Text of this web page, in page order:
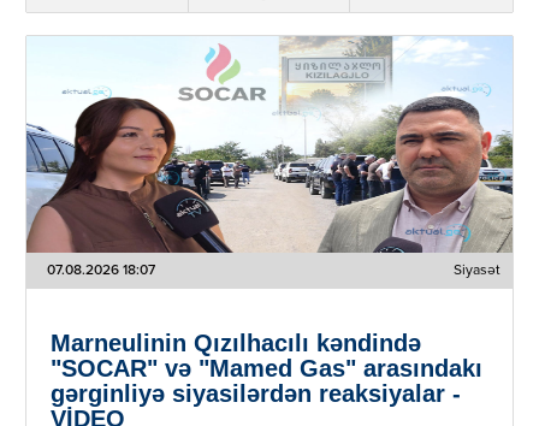
07.08.2026 18:07 Siyasət
Marneulinin Qızılhacılı kəndində
"SOCAR" və "Mamed Gas" arasındakı
gərginliyə siyasilərdən reaksiyalar -
VİDEO